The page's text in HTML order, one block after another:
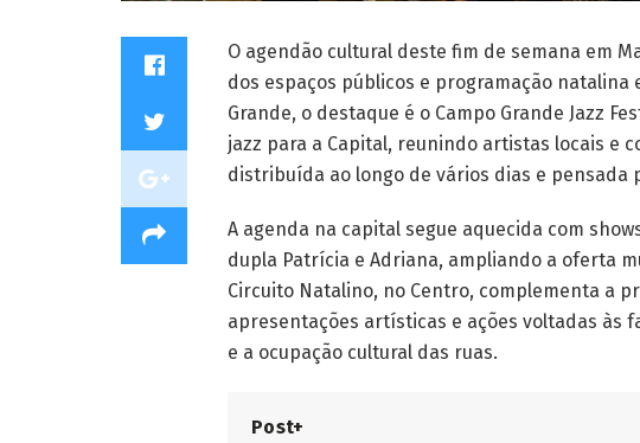
O agendão cultural deste fim de semana em
dos espaços públicos e programação
Grande, o destaque é o Campo Grande Jazz
jazz para a Capital, reunindo artistas locais e
distribuída ao longo de vários dias e pensada
A agenda na capital segue aquecida com
dupla Patrícia e Adriana, ampliando a oferta
Circuito Natalino, no Centro, complementa a
apresentações artísticas e ações voltadas às
e a ocupação cultural das ruas.
Post+